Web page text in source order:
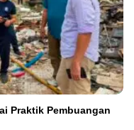
Praktik Pembuangan